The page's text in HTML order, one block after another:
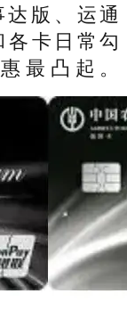
版、运通
卡日常勾
最凸起。